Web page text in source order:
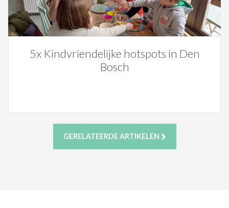
5x Kindvriendelijke hotspots in Den
Bosch
GERELATEERDE ARTIKELEN